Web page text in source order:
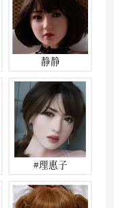
静静
#理惠子